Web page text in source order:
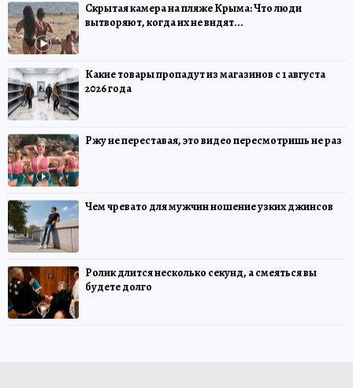
Скрытая камера на пляже Крыма: Что люди
вытворяют, когда их не видят...
Какие товары пропадут из магазинов с 1 августа
2026 года
Ржу не переставая, это видео пересмотришь не раз
Чем чревато для мужчин ношение узких джинсов
Ролик длится несколько секунд, а смеяться вы
будете долго